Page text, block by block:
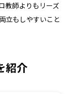
教師よりもリーズ
立もしやすいこと
紹介